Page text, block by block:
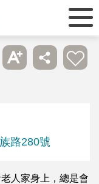
路280號
人家身上，總是會